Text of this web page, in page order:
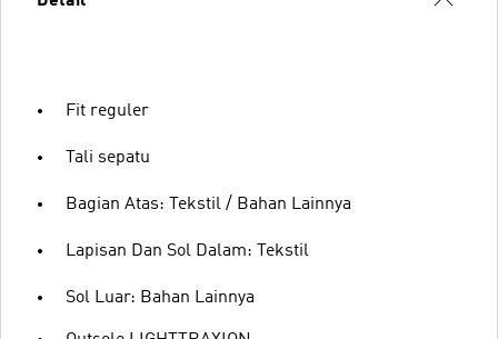
Fit reguler
Tali sepatu
Bagian Atas: Tekstil / Bahan Lainnya
Lapisan Dan Sol Dalam: Tekstil
Sol Luar: Bahan Lainnya